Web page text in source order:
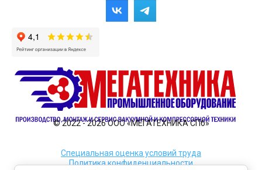
© 2022 - 2026 ООО «МЕГАТЕХНИКА СПб»
Специальная оценка условий труда
Политика конфиденциальности